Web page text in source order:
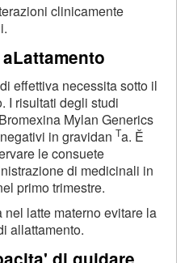
clinicamente
effettiva necessita sotto il
I risultati degli studi
Mylan Generics
in gravidan Ta. Ě
le consuete
di medicinali in
primo trimestre.
latte materno evitare la
allattamento.